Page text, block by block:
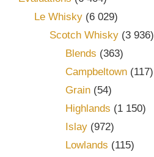
Le Whisky(6 029)
Scotch Whisky (3 936)
Blends (363)
Campbeltown(117)
Grain(54)
Highlands (1 150)
Islay(972)
Lowlands (115)